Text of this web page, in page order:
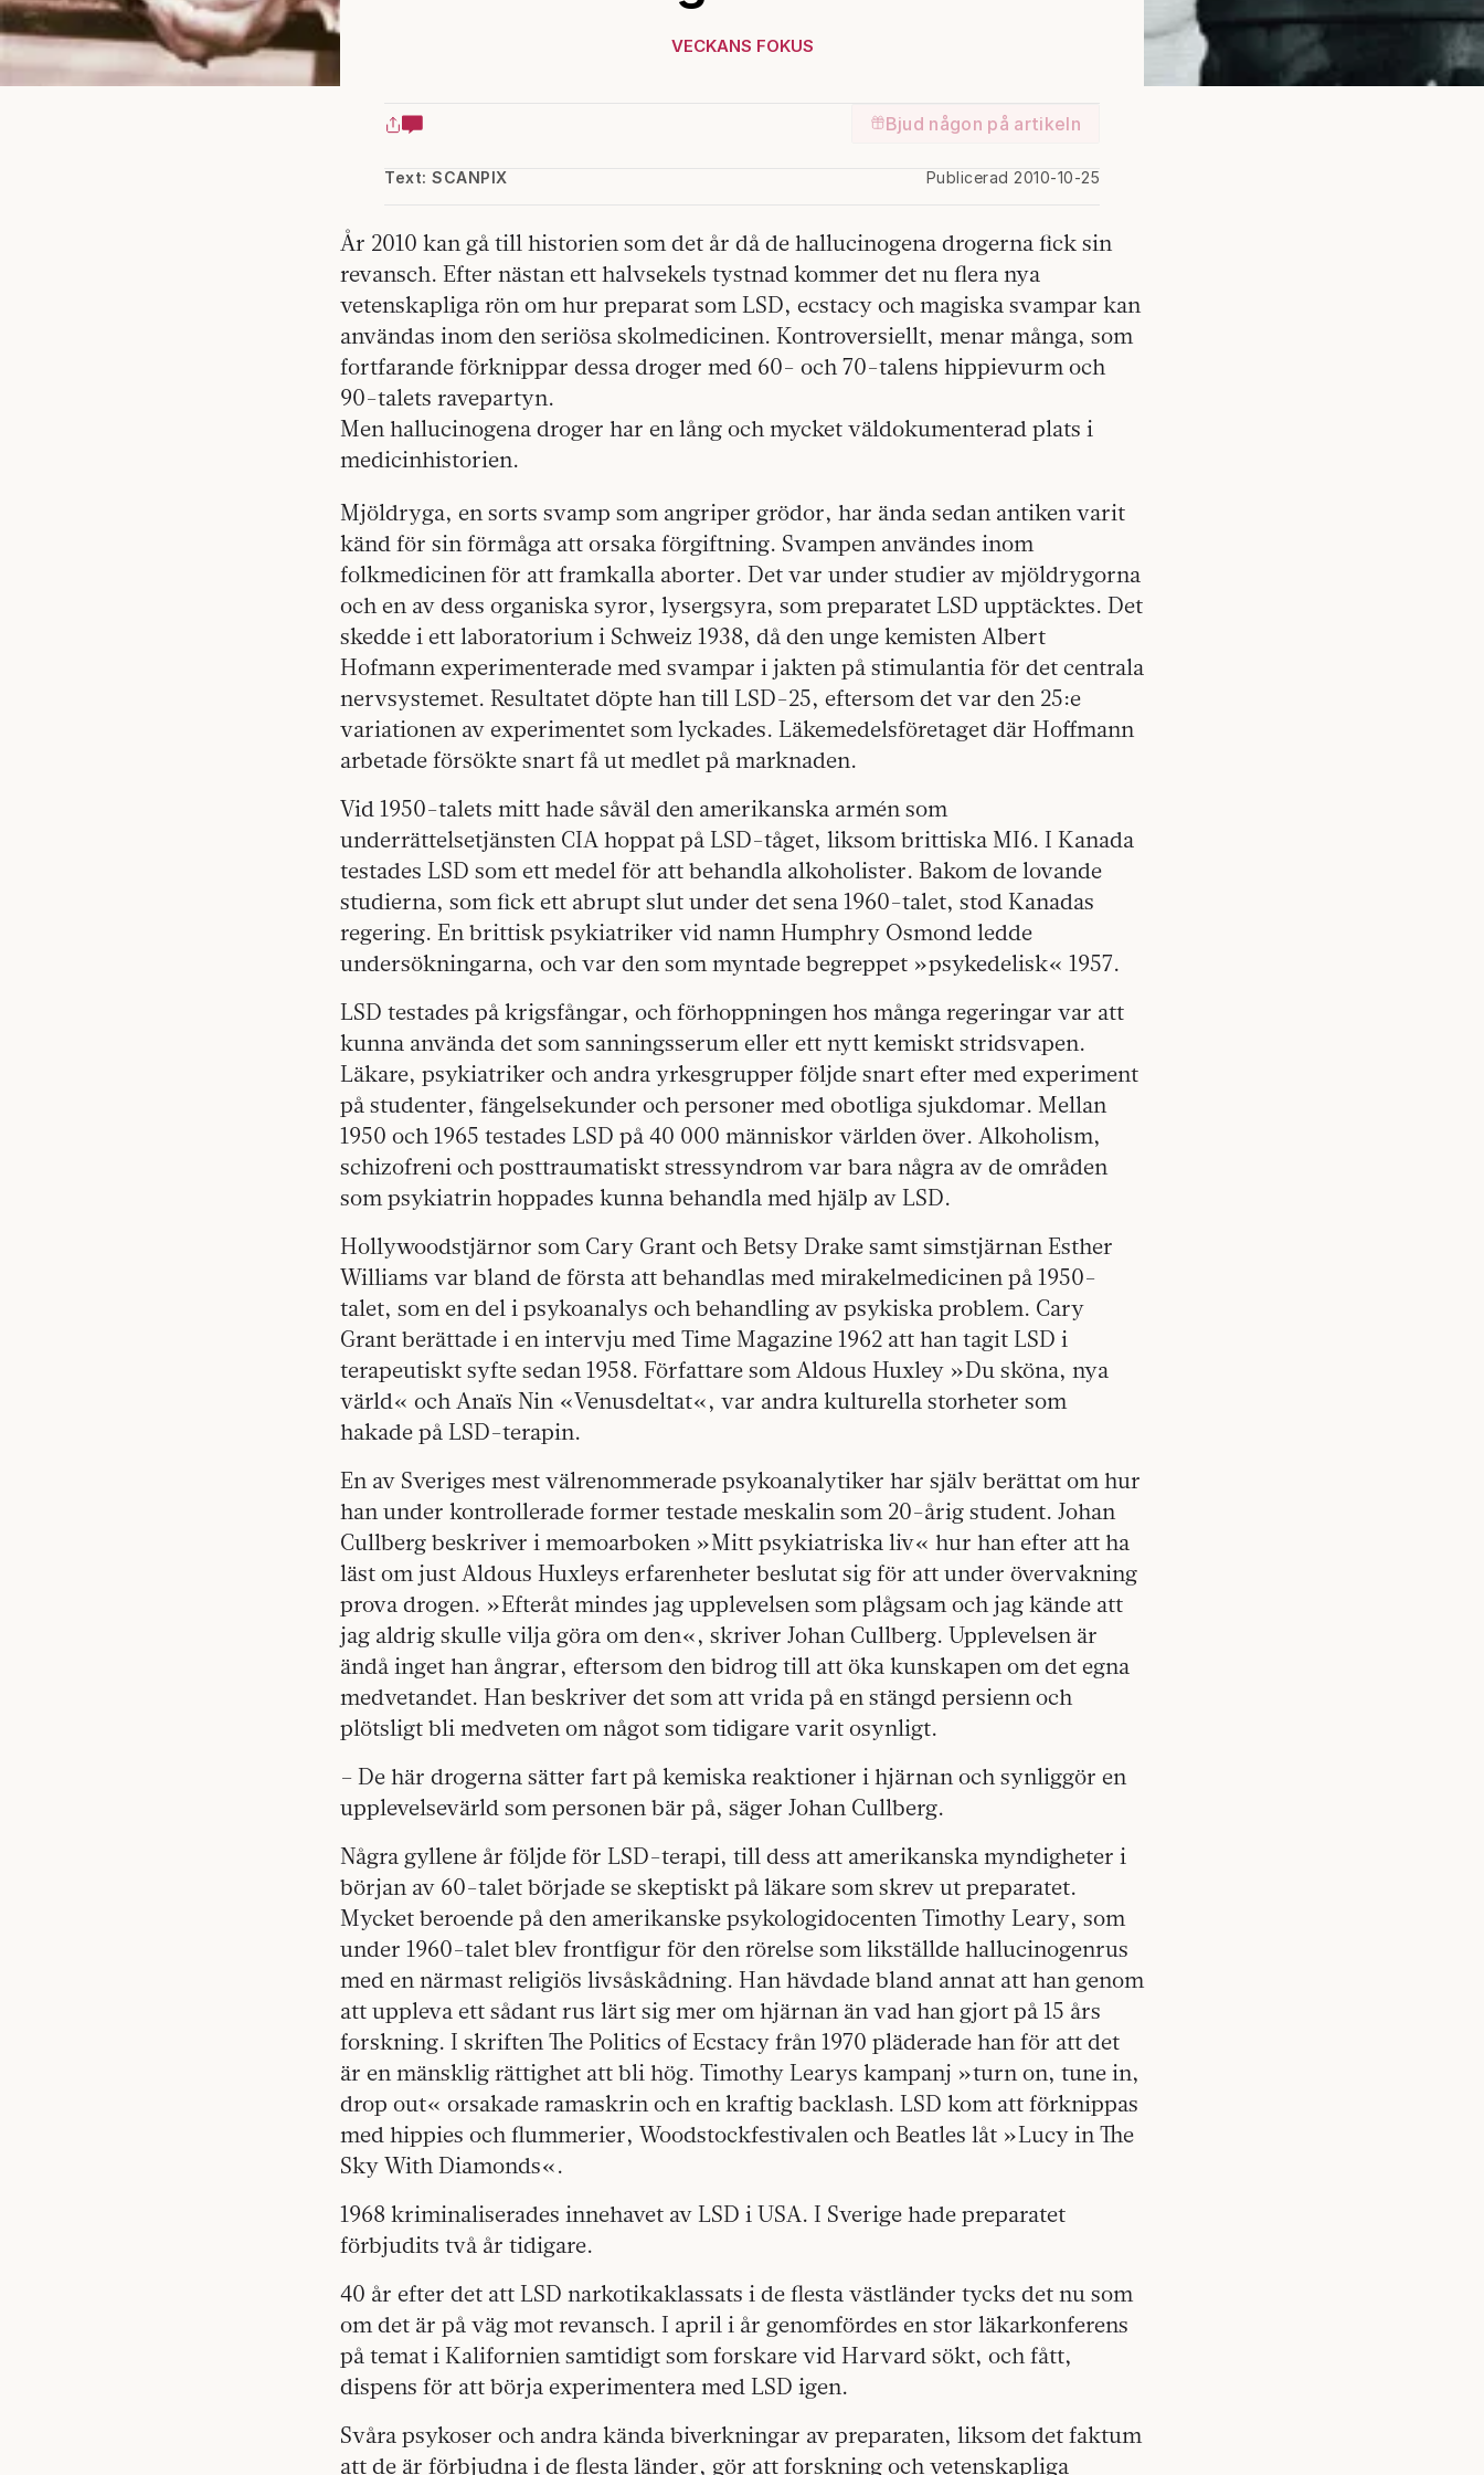
VECKANS FOKUS
Bjud någon på artikeln
Text: SCANPIX Publicerad 2010-10-25
År 2010 kan gå till historien som det år då de hallucinogena drogerna fick sin
revansch. Efter nästan ett halvsekels tystnad kommer det nu flera nya
vetenskapliga rön om hur preparat som LSD, ecstacy och magiska svampar kan
användas inom den seriösa skolmedicinen. Kontroversiellt, menar många, som
fortfarande förknippar dessa droger med 60- och 70-talens hippievurm och
90-talets ravepartyn.
Men hallucinogena droger har en lång och mycket väldokumenterad plats i
medicinhistorien.
Mjöldryga, en sorts svamp som angriper grödor, har ända sedan antiken varit
känd för sin förmåga att orsaka förgiftning. Svampen användes inom
folkmedicinen för att framkalla aborter. Det var under studier av mjöldrygorna
och en av dess organiska syror, lysergsyra, som preparatet LSD upptäcktes. Det
skedde i ett laboratorium i Schweiz 1938, då den unge kemisten Albert
Hofmann experimenterade med svampar i jakten på stimulantia för det centrala
nervsystemet. Resultatet döpte han till LSD-25, eftersom det var den 25:e
variationen av experimentet som lyckades. Läkemedelsföretaget där Hoffmann
arbetade försökte snart få ut medlet på marknaden.
Vid 1950-talets mitt hade såväl den amerikanska armén som
underrättelsetjänsten CIA hoppat på LSD-tåget, liksom brittiska MI6. I Kanada
testades LSD som ett medel för att behandla alkoholister. Bakom de lovande
studierna, som fick ett abrupt slut under det sena 1960-talet, stod Kanadas
regering. En brittisk psykiatriker vid namn Humphry Osmond ledde
undersökningarna, och var den som myntade begreppet »psykedelisk« 1957.
LSD testades på krigsfångar, och förhoppningen hos många regeringar var att
kunna använda det som sanningsserum eller ett nytt kemiskt stridsvapen.
Läkare, psykiatriker och andra yrkesgrupper följde snart efter med experiment
på studenter, fängelsekunder och personer med obotliga sjukdomar. Mellan
1950 och 1965 testades LSD på 40 000 människor världen över. Alkoholism,
schizofreni och posttraumatiskt stressyndrom var bara några av de områden
som psykiatrin hoppades kunna behandla med hjälp av LSD.
Hollywoodstjärnor som Cary Grant och Betsy Drake samt simstjärnan Esther
Williams var bland de första att behandlas med mirakelmedicinen på 1950-
talet, som en del i psykoanalys och behandling av psykiska problem. Cary
Grant berättade i en intervju med Time Magazine 1962 att han tagit LSD i
terapeutiskt syfte sedan 1958. Författare som Aldous Huxley »Du sköna, nya
värld« och Anaïs Nin «Venusdeltat«, var andra kulturella storheter som
hakade på LSD-terapin.
En av Sveriges mest välrenommerade psykoanalytiker har själv berättat om hur
han under kontrollerade former testade meskalin som 20-årig student. Johan
Cullberg beskriver i memoarboken »Mitt psykiatriska liv« hur han efter att ha
läst om just Aldous Huxleys erfarenheter beslutat sig för att under övervakning
prova drogen. »Efteråt mindes jag upplevelsen som plågsam och jag kände att
jag aldrig skulle vilja göra om den«, skriver Johan Cullberg. Upplevelsen är
ändå inget han ångrar, eftersom den bidrog till att öka kunskapen om det egna
medvetandet. Han beskriver det som att vrida på en stängd persienn och
plötsligt bli medveten om något som tidigare varit osynligt.
– De här drogerna sätter fart på kemiska reaktioner i hjärnan och synliggör en
upplevelsevärld som personen bär på, säger Johan Cullberg.
Några gyllene år följde för LSD-terapi, till dess att amerikanska myndigheter i
början av 60-talet började se skeptiskt på läkare som skrev ut preparatet.
Mycket beroende på den amerikanske psykologidocenten Timothy Leary, som
under 1960-talet blev frontfigur för den rörelse som likställde hallucinogenrus
med en närmast religiös livsåskådning. Han hävdade bland annat att han genom
att uppleva ett sådant rus lärt sig mer om hjärnan än vad han gjort på 15 års
forskning. I skriften The Politics of Ecstacy från 1970 pläderade han för att det
är en mänsklig rättighet att bli hög. Timothy Learys kampanj »turn on, tune in,
drop out« orsakade ramaskrin och en kraftig backlash. LSD kom att förknippas
med hippies och flummerier, Woodstockfestivalen och Beatles låt »Lucy in The
Sky With Diamonds«.
1968 kriminaliserades innehavet av LSD i USA. I Sverige hade preparatet
förbjudits två år tidigare.
40 år efter det att LSD narkotikaklassats i de flesta västländer tycks det nu som
om det är på väg mot revansch. I april i år genomfördes en stor läkarkonferens
på temat i Kalifornien samtidigt som forskare vid Harvard sökt, och fått,
dispens för att börja experimentera med LSD igen.
Svåra psykoser och andra kända biverkningar av preparaten, liksom det faktum
att de är förbjudna i de flesta länder, gör att forskning och vetenskapliga